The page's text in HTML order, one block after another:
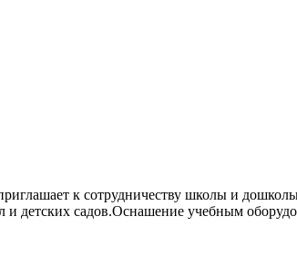
к сотрудничеству школы и
и детских садов.Оснашение учебным